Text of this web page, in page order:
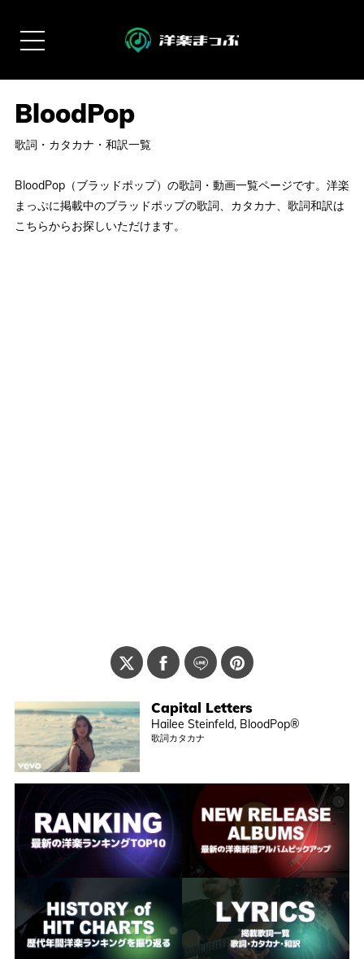
歌詞・カタカナ・和訳一覧
BloodPop（ブラッドポップ）の歌詞・動画一覧ページです。洋楽
まっぷに掲載中のブラッドポップの歌詞、カタカナ、歌詞和訳は
こちらからお探しいただけます。
Capital Letters
Hailee Steinfeld, BloodPop®
歌詞カタカナ